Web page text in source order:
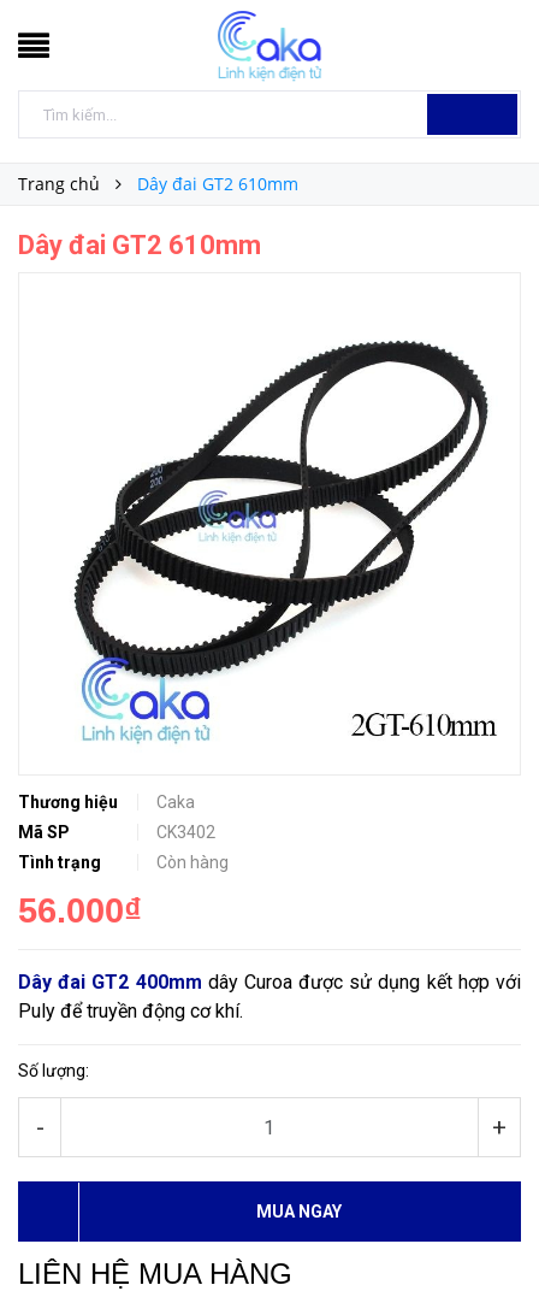
Trang chủ Dây đai GT2 610mm
Dây đai GT2 610mm
Thương hiệu
Caka
Mã SP
CK3402
Tình trạng
Còn hàng
56.000₫
Dây đai GT2 400mm dây Curoa được sử dụng kết hợp với
Puly để truyền động cơ khí.
Số lượng:
- +
MUA NGAY
LIÊN HỆ MUA HÀNG